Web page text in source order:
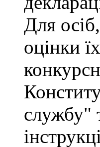
Для
оцінки
службу"